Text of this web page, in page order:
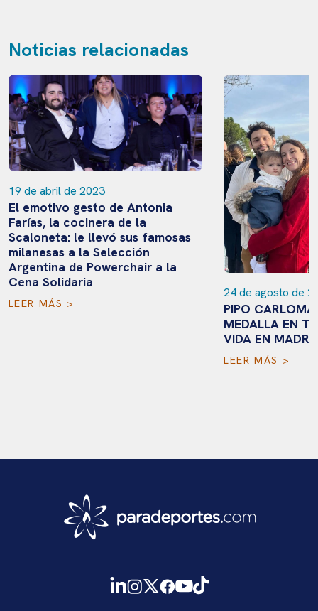
Noticias relacionadas
19 de abril de 2023
El emotivo gesto de Antonia
Farías, la cocinera de la
Scaloneta: le llevó sus famosas
milanesas a la Selección
Argentina de Powerchair a la
Cena Solidaria
LEER MÁS >
24 de agosto de
PIPO
MEDALLA EN
VIDA EN
LEER MÁS >